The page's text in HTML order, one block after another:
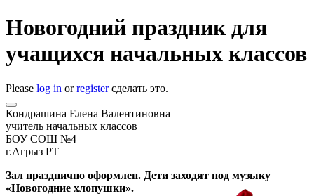
Новогодний праздник для
учащихся начальных классов
Please log in orregisterсделать это.
Кондрашина Елена Валентиновна
учитель начальных классов
БОУ СОШ №4
г.Агрыз РТ
Зал празднично оформлен. Дети заходят под музыку
«Новогодние хлопушки».